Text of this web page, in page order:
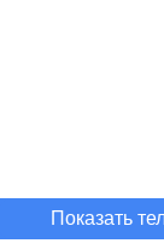
Показать